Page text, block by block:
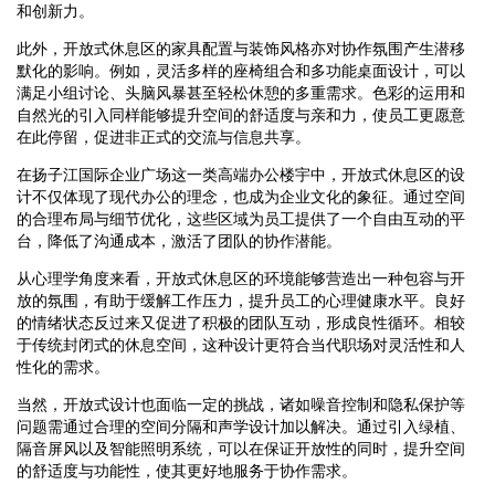
和创新力。
此外，开放式休息区的家具配置与装饰风格亦对协作氛围产生潜移
默化的影响。例如，灵活多样的座椅组合和多功能桌面设计，可以
满足小组讨论、头脑风暴甚至轻松休憩的多重需求。色彩的运用和
自然光的引入同样能够提升空间的舒适度与亲和力，使员工更愿意
在此停留，促进非正式的交流与信息共享。
在扬子江国际企业广场这一类高端办公楼宇中，开放式休息区的设
计不仅体现了现代办公的理念，也成为企业文化的象征。通过空间
的合理布局与细节优化，这些区域为员工提供了一个自由互动的平
台，降低了沟通成本，激活了团队的协作潜能。
从心理学角度来看，开放式休息区的环境能够营造出一种包容与开
放的氛围，有助于缓解工作压力，提升员工的心理健康水平。良好
的情绪状态反过来又促进了积极的团队互动，形成良性循环。相较
于传统封闭式的休息空间，这种设计更符合当代职场对灵活性和人
性化的需求。
当然，开放式设计也面临一定的挑战，诸如噪音控制和隐私保护等
问题需通过合理的空间分隔和声学设计加以解决。通过引入绿植、
隔音屏风以及智能照明系统，可以在保证开放性的同时，提升空间
的舒适度与功能性，使其更好地服务于协作需求。